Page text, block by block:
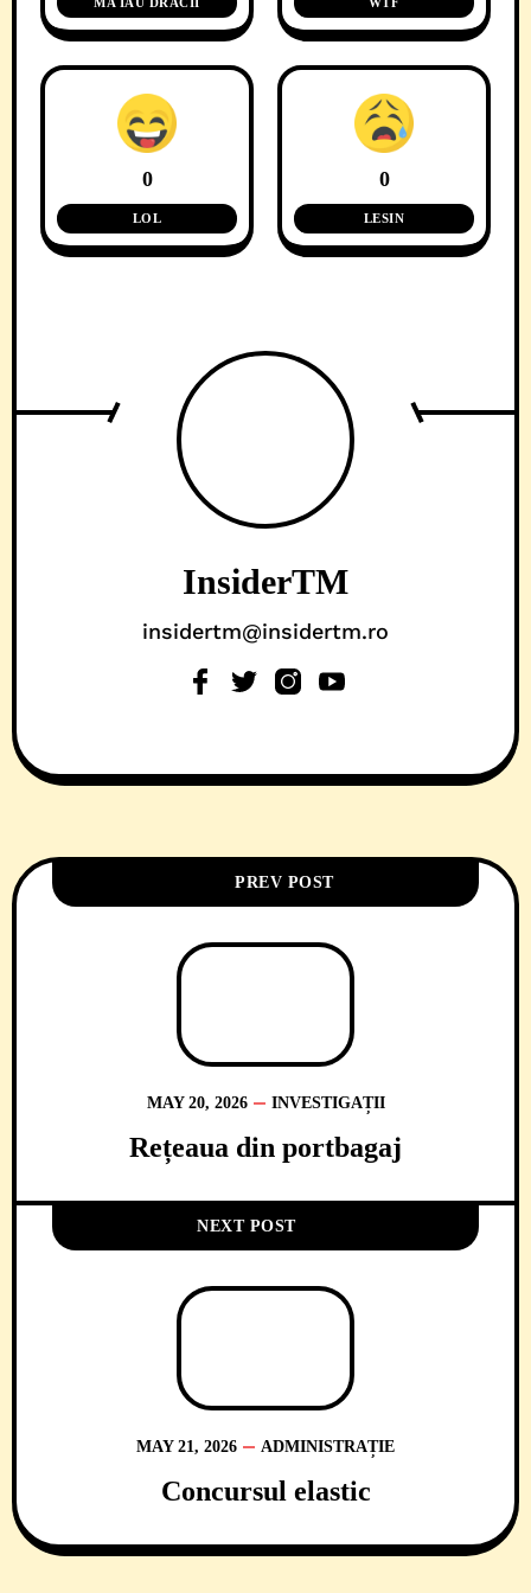
0
LOL
0
LESIN
InsiderTM
insidertm@insidertm.ro
PREV POST
MAY 20, 2026 INVESTIGAȚII
Rețeaua din portbagaj
NEXT POST
MAY 21, 2026 ADMINISTRAȚIE
Concursul elastic